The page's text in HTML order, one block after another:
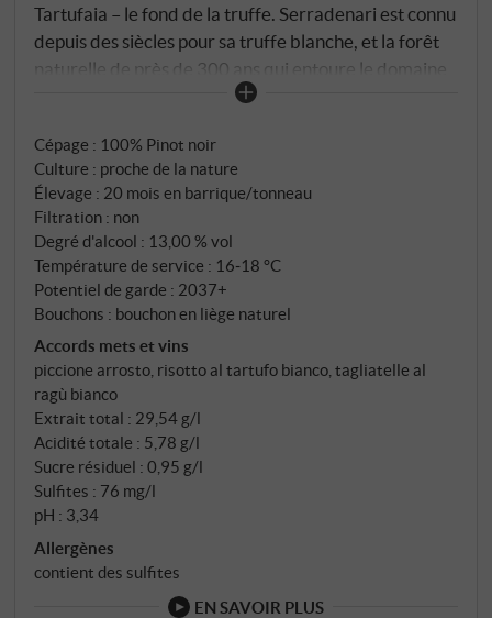
Tartufaia – le fond de la truffe. Serradenari est connu
depuis des siècles pour sa truffe blanche, et la forêt
naturelle de près de 300 ans qui entoure le domaine
est son habitat idéal. À 520 mètres d'altitude, entre
vignoble exposé au nord, l'un des plus hauts de toute
l'appellation Barolo. Le père de Giulia Negri avait
planté du pinot noir et du chardonnay sur les
versants nord plus frais – un clin d'œil à la Bourgogne,
ce qui était inhabituel pour La Morra. Giulia en a fait
une conviction. Le sol ici est le Messiniano : une argile
calcaire, structurante, minérale, fondamentalement
différente du Tortonien sableux des vignobles plus
bas. Fermentation spontanée en cuves coniques en
bois avec environ 25 jours de macération, puis
environ 20 mois en barriques et tonneaux français
de 228 et 350 litres.
Cépage : 100% Pinot noir
Culture : proche de la nature
Élevage : 20 mois en barrique/tonneau
Filtration : non
Degré d'alcool : 13,00 % vol
Température de service : 16‑18 °C
Potentiel de garde : 2037+
Bouchons : bouchon en liège naturel
Accords mets et vins
piccione arrosto, risotto al tartufo bianco, tagliatelle al
ragù bianco
Extrait total : 29,54 g/l
Acidité totale : 5,78 g/l
Sucre résiduel : 0,95 g/l
Sulfites : 76 mg/l
pH : 3,34
Allergènes
contient des sulfites
EN SAVOIR PLUS